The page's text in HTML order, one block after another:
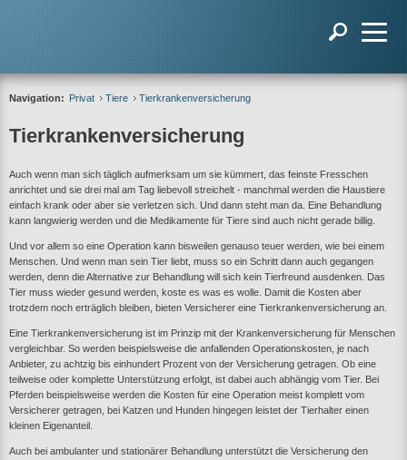
Navigation: Privat Tiere Tierkrankenversicherung
Tierkrankenversicherung
Auch wenn man sich täglich aufmerksam um sie kümmert, das feinste Fresschen
anrichtet und sie drei mal am Tag liebevoll streichelt - manchmal werden die Haustiere
einfach krank oder aber sie verletzen sich. Und dann steht man da. Eine Behandlung
kann langwierig werden und die Medikamente für Tiere sind auch nicht gerade billig.
Und vor allem so eine Operation kann bisweilen genauso teuer werden, wie bei einem
Menschen. Und wenn man sein Tier liebt, muss so ein Schritt dann auch gegangen
werden, denn die Alternative zur Behandlung will sich kein Tierfreund ausdenken. Das
Tier muss wieder gesund werden, koste es was es wolle. Damit die Kosten aber
trotzdem noch erträglich bleiben, bieten Versicherer eine Tierkrankenversicherung an.
Eine Tierkrankenversicherung ist im Prinzip mit der Krankenversicherung für Menschen
vergleichbar. So werden beispielsweise die anfallenden Operationskosten, je nach
Anbieter, zu achtzig bis einhundert Prozent von der Versicherung getragen. Ob eine
teilweise oder komplette Unterstützung erfolgt, ist dabei auch abhängig vom Tier. Bei
Pferden beispielsweise werden die Kosten für eine Operation meist komplett vom
Versicherer getragen, bei Katzen und Hunden hingegen leistet der Tierhalter einen
kleinen Eigenanteil.
Auch bei ambulanter und stationärer Behandlung unterstützt die Versicherung den